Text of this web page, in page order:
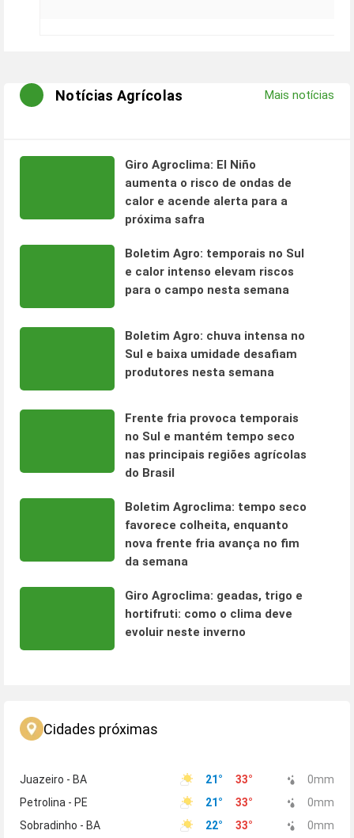
Notícias Agrícolas Mais notícias
Giro Agroclima: El Niño
aumenta o risco de ondas de
calor e acende alerta para a
próxima safra
Boletim Agro: temporais no Sul
e calor intenso elevam riscos
para o campo nesta semana
Boletim Agro: chuva intensa no
Sul e baixa umidade desafiam
produtores nesta semana
Frente fria provoca temporais
no Sul e mantém tempo seco
nas principais regiões agrícolas
do Brasil
Boletim Agroclima: tempo seco
favorece colheita, enquanto
nova frente fria avança no fim
da semana
Giro Agroclima: geadas, trigo e
hortifruti: como o clima deve
evoluir neste inverno
Cidades próximas
Juazeiro - BA 21° 33° 0mm
Petrolina - PE
21° 33° 0mm
Sobradinho - BA
22° 33° 0mm